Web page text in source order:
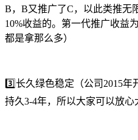
B，B又推广了C，以此类推无
10%收益的。第一代推广收益
都是拿那么多）
3️⃣长久绿色稳定（公司2015
持久3-4年，所以大家可以放心